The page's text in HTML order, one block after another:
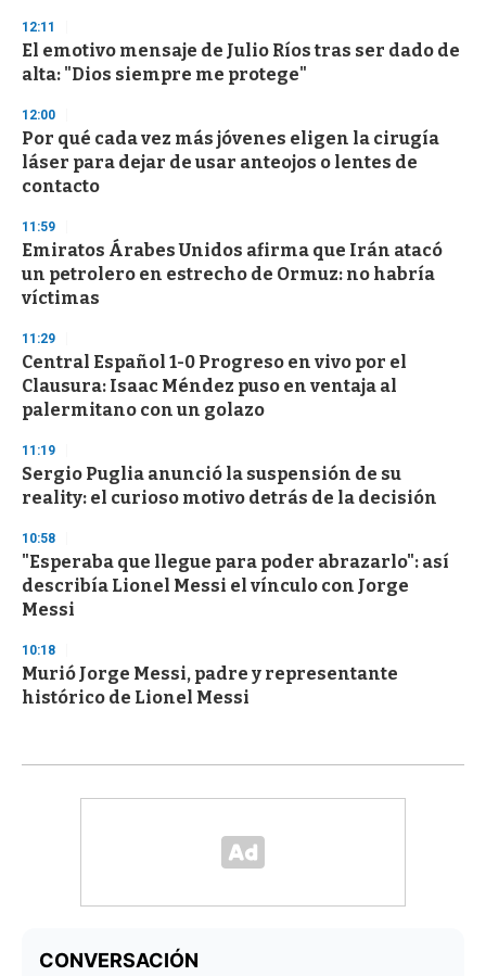
s
e
c
o
d
s
12:11
El emotivo mensaje de Julio Ríos tras ser dado de
alta: "Dios siempre me protege"
12:00
Por qué cada vez más jóvenes eligen la cirugía
láser para dejar de usar anteojos o lentes de
contacto
11:59
Emiratos Árabes Unidos afirma que Irán atacó
un petrolero en estrecho de Ormuz: no habría
víctimas
11:29
Central Español 1-0 Progreso en vivo por el
Clausura: Isaac Méndez puso en ventaja al
palermitano con un golazo
11:19
Sergio Puglia anunció la suspensión de su
reality: el curioso motivo detrás de la decisión
10:58
"Esperaba que llegue para poder abrazarlo": así
describía Lionel Messi el vínculo con Jorge
Messi
10:18
Murió Jorge Messi, padre y representante
histórico de Lionel Messi